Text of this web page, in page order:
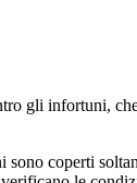
gli infortuni,
coperti